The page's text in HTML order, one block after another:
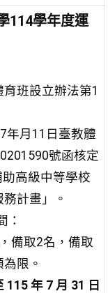
114學年度運
班設立辦法第1
年月11日臺教體
號函核定
高級中等學校
計畫」。
：
備取2名，備取
限。
115 年 7 月 31 日